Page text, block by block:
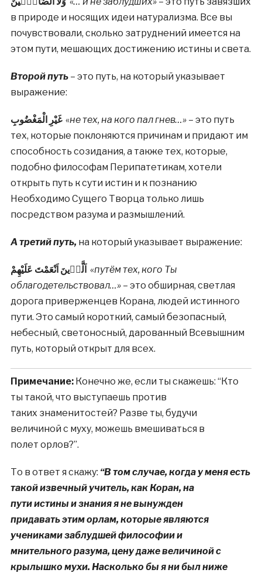
в природе и носящих идеи натурализма. Все вы
почувствовали, сколько затруднений имеется на
этом пути, мешающих достижению истины и света.
Второй путь– это путь, на который указывает
выражение:
غَيْرِ الْمَغْضُوبِ «не тех, на кого пал гнев…» – это путь
тех, которые поклоняются причинам и придают им
способность созидания, а также тех, которые,
подобно философам Перипатетикам, хотели
открыть путь к сути истин и к познанию
Необходимо Сущего Творца только лишь
посредством разума и размышлений.
А третий путь, на который указывает выражение:
اَلَّذٖينَ اَنْعَمْتَ عَلَيْهِمْ «путём тех, кого Ты
облагодетельствовал…» – это обширная, светлая
дорога приверженцев Корана, людей истинного
пути. Это самый короткий, самый безопасный,
небесный, светоносный, дарованный Всевышним
путь, который открыт для всех.
Примечание:Конечно же, если ты скажешь: “Кто
ты такой, что выступаешь против
таких знаменитостей? Разве ты, будучи
величиной с муху, можешь вмешиваться в
полет орлов?”.
То в ответ я скажу: “Втом случае, когда у меня есть
такойизвечный учитель, как Коран, на
путиистины и знания я не вынужден
придаватьэтим орлам, которые являются
ученикамизаблудшей философии и
мнительного разума, цену даже величиной с
крылышко мухи. Насколько бы я ни был ниже